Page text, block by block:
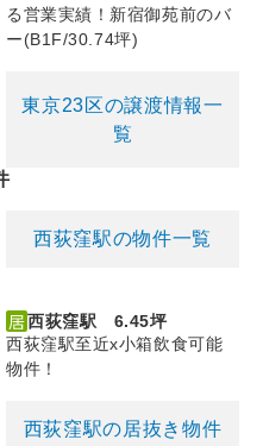
る営業実績！新宿御苑前のバ
ー(B1F/30.74坪)
東京23区の譲渡情報一
覧
西荻窪駅の物件一覧
西荻窪駅 6.45坪
西荻窪駅至近x小箱飲食可能
物件！
西荻窪駅の居抜き物件